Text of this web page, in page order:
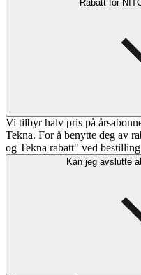
Rabatt for
Vi tilbyr halv pris på
Tekna. For å benytte deg av
og Tekna rabatt" ved
Kan jeg avslutte